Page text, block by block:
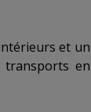
et un
transports en